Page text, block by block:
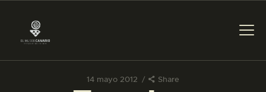
14 mayo 2012 Share